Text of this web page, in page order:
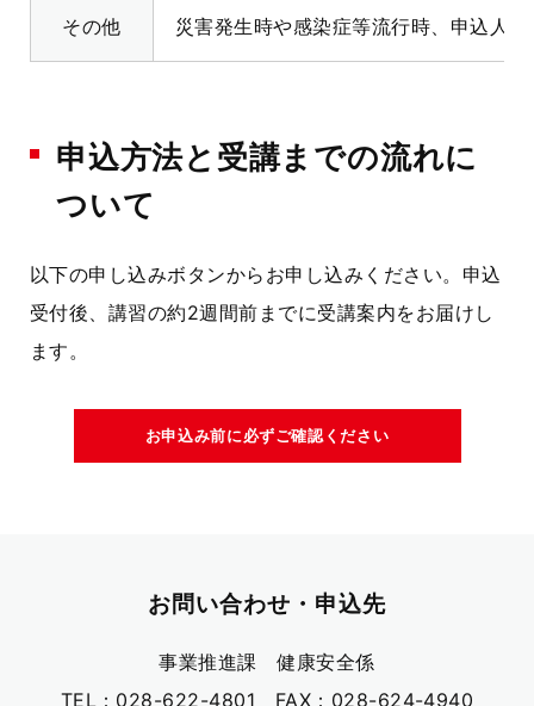
その他 災害発生時や感染症等流行時、申込人
申込方法と受講までの流れに
ついて
以下の申し込みボタンからお申し込みください。申込
受付後、講習の約2週間前までに受講案内をお届けし
ます。
お申込み前に必ずご確認ください
お問い合わせ・申込先
事業推進課 健康安全係
TEL：028-622-4801 FAX：028-624-4940